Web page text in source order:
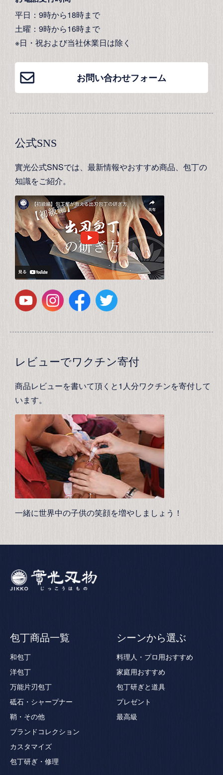
平日：9時から18時まで
土曜：9時から16時まで
※日・祝および当社休業日は除く
お問い合わせフォーム
公式SNS
實光公式SNSでは、最新情報やおすすめ商品、包丁の
知識をご紹介。
レビューでワクチン寄付
商品レビューを書いて頂くと1人分ワクチンを寄付して
います。
一緒に世界中の子供の笑顔を増やしましょう！
包丁商品一覧
和包丁
洋包丁
万能片刃包丁
砥石・シャープナー
鞘・その他
ブランドコレクション
カスタマイズ
包丁研ぎ・修理
シーンから選ぶ
料理人・プロ用おすすめ
家庭用おすすめ
包丁研ぎと道具
プレゼント
最高級